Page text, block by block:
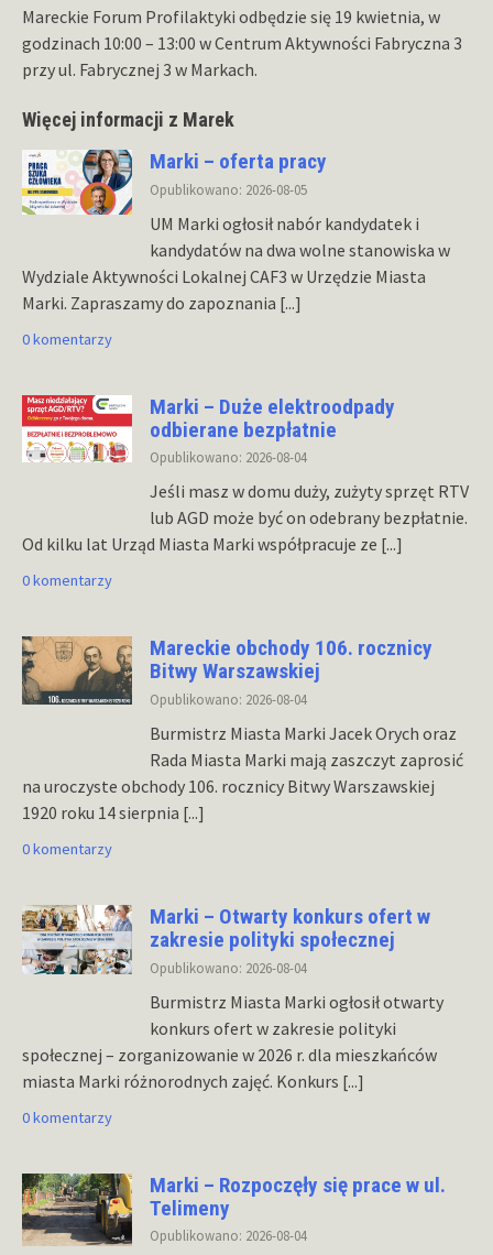
Mareckie Forum Profilaktyki odbędzie się 19 kwietnia, w
godzinach 10:00 – 13:00 w Centrum Aktywności Fabryczna 3
przy ul. Fabrycznej 3 w Markach.
Więcej informacji z Marek
Marki – oferta pracy
Opublikowano: 2026-08-05
UM Marki ogłosił nabór kandydatek i
kandydatów na dwa wolne stanowiska w
Wydziale Aktywności Lokalnej CAF3 w Urzędzie Miasta
Marki. Zapraszamy do zapoznania [...]
0 komentarzy
Marki – Duże elektroodpady
odbierane bezpłatnie
Opublikowano: 2026-08-04
Jeśli masz w domu duży, zużyty sprzęt RTV
lub AGD może być on odebrany bezpłatnie.
Od kilku lat Urząd Miasta Marki współpracuje ze [...]
0 komentarzy
Mareckie obchody 106. rocznicy
Bitwy Warszawskiej
Opublikowano: 2026-08-04
Burmistrz Miasta Marki Jacek Orych oraz
Rada Miasta Marki mają zaszczyt zaprosić
na uroczyste obchody 106. rocznicy Bitwy Warszawskiej
1920 roku 14 sierpnia [...]
0 komentarzy
Marki – Otwarty konkurs ofert w
zakresie polityki społecznej
Opublikowano: 2026-08-04
Burmistrz Miasta Marki ogłosił otwarty
konkurs ofert w zakresie polityki
społecznej – zorganizowanie w 2026 r. dla mieszkańców
miasta Marki różnorodnych zajęć. Konkurs [...]
0 komentarzy
Marki – Rozpoczęły się prace w ul.
Telimeny
Opublikowano: 2026-08-04